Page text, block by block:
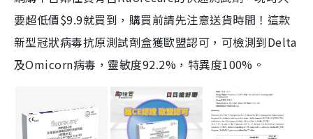
要超低價$9.9就買到，購買前請先注意送貨時間！這款
新型冠狀病毒抗原測試劑盒獲歐盟認可，可檢測到Delta
及Omicorn病毒，靈敏度92.2%，特異度100%。